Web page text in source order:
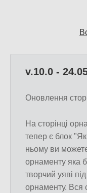
v.10.0 -
Оновлення
На сторінці
тепер є блок
ньому ви
орнаменту яка
творчий уяві
орнаменту. Вся